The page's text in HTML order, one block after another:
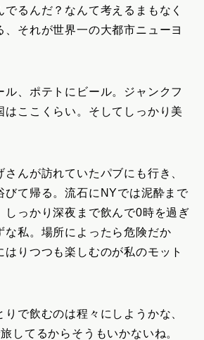
るんだ？なんて考えるまもなく
、それが世界一の大都市ニューヨ
ル、ポテトにビール。ジャンクフ
はここくらい。そしてしっかり美
んが訪れていたパブにも行き、
びて帰る。流石にNYでは泥酔まで
しっかり深夜まで飲んで0時を過ぎ
な私。場所によったら危険だか
はりつつも楽しむのが私のモット
で飲むのは程々にしようかな、
してるからそうもいかないね。